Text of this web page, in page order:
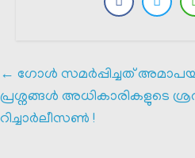
← ഗോൾ സമർപ്പിച്ചത്
പ്രശ്നങ്ങൾ അധികാരികളുടെ
റിച്ചാർലീസൺ !